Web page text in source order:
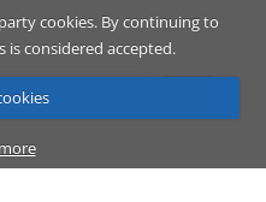
cookies. By continuing to
is considered accepted.
ENG